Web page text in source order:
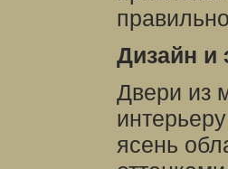
Дизайн и
Двери из
ясень